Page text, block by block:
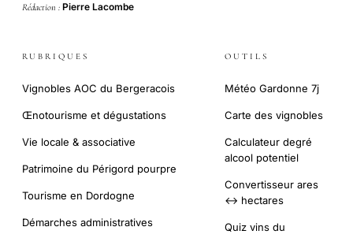
Rédaction : Pierre Lacombe
RUBRIQUES
Vignobles AOC du Bergeracois
Œnotourisme et dégustations
Vie locale & associative
Patrimoine du Périgord pourpre
Tourisme en Dordogne
Démarches administratives
OUTILS
Météo Gardonne 7j
Carte des vignobles
Calculateur degré
alcool potentiel
Convertisseur ares
↔ hectares
Quiz vins du